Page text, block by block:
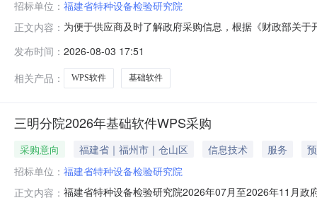
招标单位： 福建省特种设备检验研究院
正文内容： 为便于供应商及时了解政府采购信息，根据《财政部关
标：满足日常办公使用需满足的要求：满足日常办公使
使用需满足
发布时间： 2026-08-03 17:51
相关产品：
WPS软件 基础软件
三明分院2026年基础软件WPS采购
采购意向 福建省｜福州市｜仓山区 信息技术 服务
招标单位： 福建省特种设备检验研究院
正文内容： 福建省特种设备检验研究院2026年07月至2026年11月政